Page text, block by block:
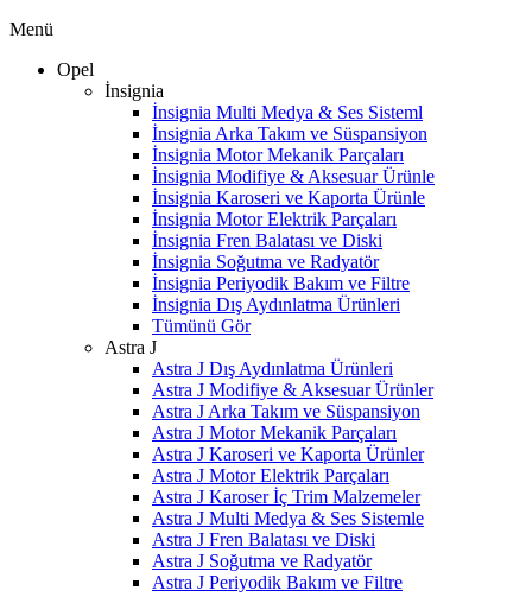
Menü
Opel
İnsignia
İnsignia Multi Medya & Ses Sisteml
İnsignia Arka Takım ve Süspansiyon
İnsignia Motor Mekanik Parçaları
İnsignia Modifiye & Aksesuar Ürünle
İnsignia Karoseri ve Kaporta Ürünle
İnsignia Motor Elektrik Parçaları
İnsignia Fren Balatası ve Diski
İnsignia Soğutma ve Radyatör
İnsignia Periyodik Bakım ve Filtre
İnsignia Dış Aydınlatma Ürünleri
Tümünü Gör
Astra J
Astra J Dış Aydınlatma Ürünleri
Astra J Modifiye & Aksesuar Ürünler
Astra J Arka Takım ve Süspansiyon
Astra J Motor Mekanik Parçaları
Astra J Karoseri ve Kaporta Ürünler
Astra J Motor Elektrik Parçaları
Astra J Karoser İç Trim Malzemeler
Astra J Multi Medya & Ses Sistemle
Astra J Fren Balatası ve Diski
Astra J Soğutma ve Radyatör
Astra J Periyodik Bakım ve Filtre